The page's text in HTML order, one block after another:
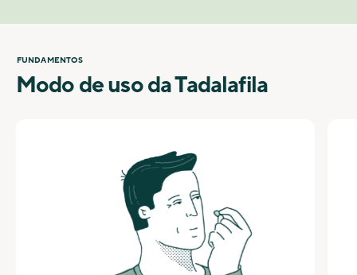
FUNDAMENTOS
Modo de uso da Tadalafila